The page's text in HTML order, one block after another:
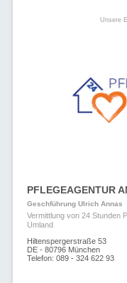
Unsere
PFLEGEAGENTUR
Geschführung Ulrich Annas
Vermittlung von 24 Stunden
Umland
Hiltenspergerstraße 53
DE - 80796 München
Telefon: 089 - 324 622 93